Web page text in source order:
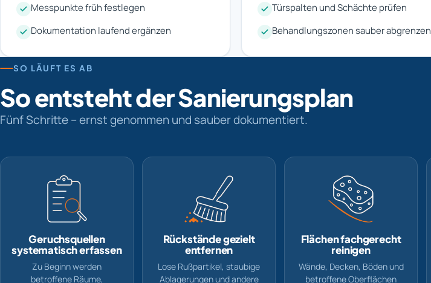
Messpunkte früh festlegen
Dokumentation laufend ergänzen
Türspalten und Schächte prüfen
Behandlungszonen sauber abgrenzen
SO LÄUFT ES AB
So entsteht der Sanierungsplan
Fünf Schritte – ernst genommen und sauber dokumentiert.
Geruchsquellen
systematisch erfassen
Zu Beginn werden
betroffene Räume,
Rückstände gezielt
entfernen
Lose Rußpartikel, staubige
Ablagerungen und andere
Flächen fachgerecht
reinigen
Wände, Decken, Böden und
betroffene Oberflächen